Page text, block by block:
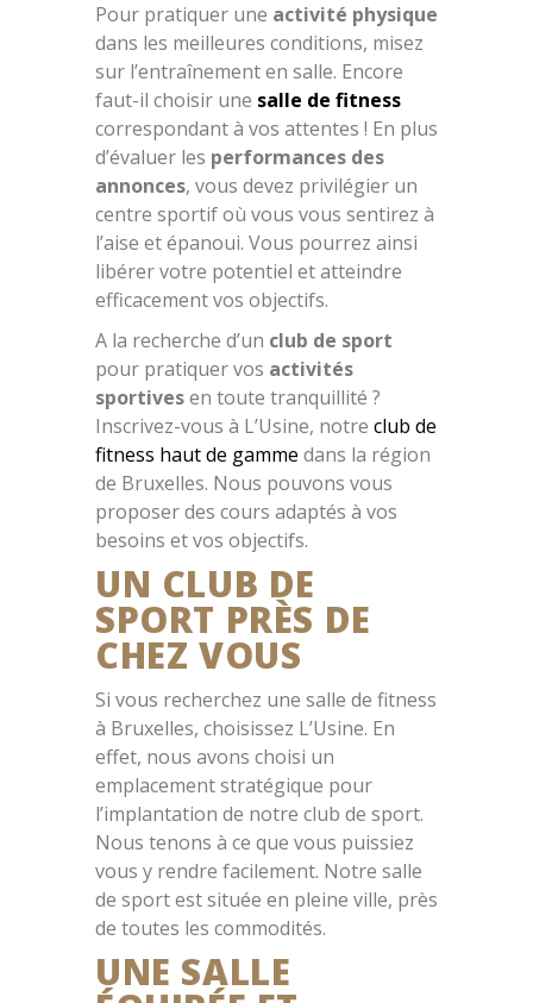
Pour pratiquer une activité physique
dans les meilleures conditions, misez
sur l’entraînement en salle. Encore
faut-il choisir une salle de fitness
correspondant à vos attentes ! En plus
d’évaluer les performances des
annonces, vous devez privilégier un
centre sportif où vous vous sentirez à
l’aise et épanoui. Vous pourrez ainsi
libérer votre potentiel et atteindre
efficacement vos objectifs.
A la recherche d’un club de sport
pour pratiquer vos activités
sportivesen toute tranquillité ?
Inscrivez-vous à L’Usine, notre club de
fitness haut de gamme dans la région
de Bruxelles. Nous pouvons vous
proposer des cours adaptés à vos
besoins et vos objectifs.
UN CLUB DE
SPORT PRÈS DE
CHEZ VOUS
Si vous recherchez une salle de fitness
à Bruxelles, choisissez L’Usine. En
effet, nous avons choisi un
emplacement stratégique pour
l’implantation de notre club de sport.
Nous tenons à ce que vous puissiez
vous y rendre facilement. Notre salle
de sport est située en pleine ville, près
de toutes les commodités.
UNE SALLE